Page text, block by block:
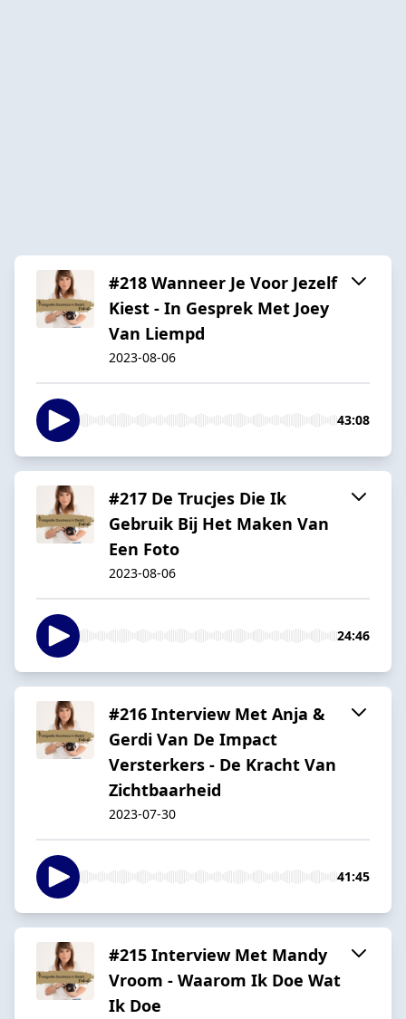
#218 Wanneer Je Voor Jezelf
Kiest - In Gesprek Met Joey
Van Liempd
2023-08-06
43:08
#217 De Trucjes Die Ik
Gebruik Bij Het Maken Van
Een Foto
2023-08-06
24:46
#216 Interview Met Anja &
Gerdi Van De Impact
Versterkers - De Kracht Van
Zichtbaarheid
2023-07-30
41:45
#215 Interview Met Mandy
Vroom - Waarom Ik Doe Wat
Ik Doe